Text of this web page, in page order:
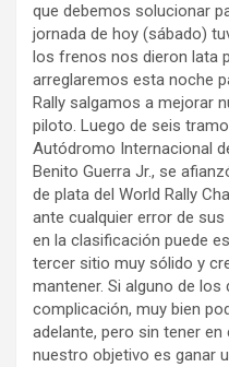
que debemos solucionar
jornada de hoy (sábado)
los frenos nos dieron lata
arreglaremos esta noche
Rally salgamos a mejorar
piloto. Luego de seis
Autódromo Internacional
Benito Guerra Jr., se
de plata del World Rally
ante cualquier error de
en la clasificación puede
tercer sitio muy sólido y
mantener. Si alguno de
complicación, muy bien
adelante, pero sin tener
nuestro objetivo es ganar